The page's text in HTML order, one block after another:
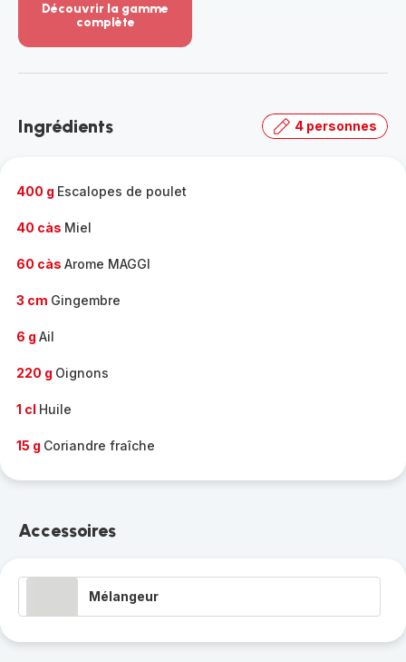
Découvrir la gamme
complète
-
gamme
Ingrédients 4 personnes
400 g Escalopes de poulet
40 càs Miel
60 càs Arome MAGGI
3 cm Gingembre
6 g Ail
220 g Oignons
1 cl Huile
15 g Coriandre fraîche
Accessoires
Mélangeur